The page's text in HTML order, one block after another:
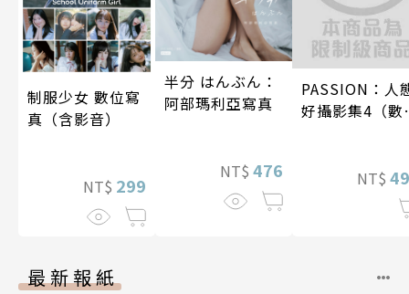
制服少女 數位寫
真（含影音）
NT$ 299
半分 はんぶん：
阿部瑪利亞寫真
NT$ 476
PASSION：人
好攝影集4（數
NT$
最新報紙